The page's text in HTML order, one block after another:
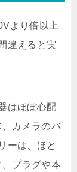
より倍以上
違えると実
はほぼ心配
カメラのバ
ーは、ほと
プラグや本